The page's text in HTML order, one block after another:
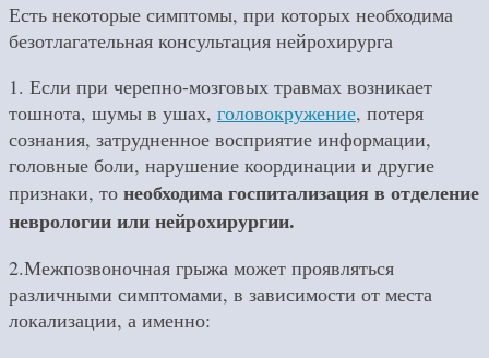
Есть некоторые симптомы, при которых необходима
безотлагательная консультация нейрохирурга
1. Если при черепно-мозговых травмах возникает
тошнота, шумы в ушах, головокружение, потеря
сознания, затрудненное восприятие информации,
головные боли, нарушение координации и другие
признаки, то необходима госпитализация в отделение
неврологии или нейрохирургии.
2.Межпозвоночная грыжа может проявляться
различными симптомами, в зависимости от места
локализации, а именно: